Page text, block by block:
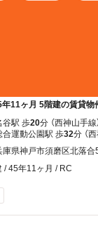
11ヶ月 5階建の賃貸物
谷駅 歩20分 （西神山手線
合運動公園駅 歩32分 （
庫県神戸市須磨区北落合
/ 45年11ヶ月 / RC